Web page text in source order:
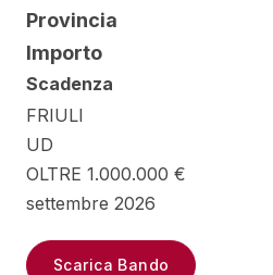
Provincia
Importo
Scadenza
FRIULI
UD
OLTRE 1.000.000 €
settembre 2026
Scarica Bando